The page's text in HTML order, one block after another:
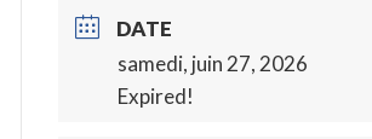
DATE
samedi, juin 27, 2026
Expired!